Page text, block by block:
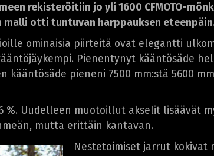
rekisteröitiin jo yli 1600 CFMOTO-
otti tuntuvan harppauksen
ominaisia piirteitä ovat elegantti
Pienentynyt kääntösäde
pieneni 7500 mm:stä 5600
Uudelleen muotoillut akselit lisäävät
mutta erittäin kantavan.
Nestetoimiset jarrut kokivat